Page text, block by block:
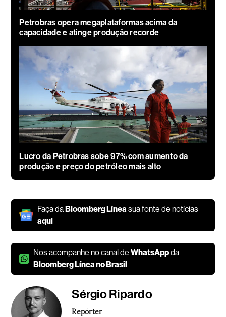
Petrobras opera megaplataformas acima da
capacidade e atinge produção recorde
Lucro da Petrobras sobe 97% com aumento da
produção e preço do petróleo mais alto
Faça daBloomberg Línea sua fonte de notícias
aqui
Nos acompanhe no canal deWhatsAppda
Bloomberg Línea no Brasil
Sérgio Ripardo
Repórter